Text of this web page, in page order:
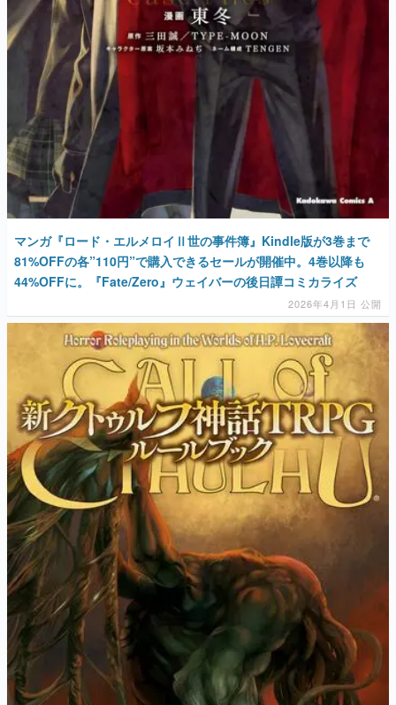
マンガ『ロード・エルメロイⅡ世の事件簿』Kindle版が3巻まで
81%OFFの各”110円”で購入できるセールが開催中。4巻以降も
44%OFFに。『Fate/Zero』ウェイバーの後日譚コミカライズ
2026年4月1日 公開